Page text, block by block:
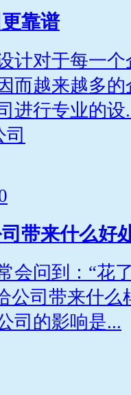
靠谱
计对于每一
而越来越多
进行专业的设
带来什么好
会问到：“花
公司带来什么
司的影响是...